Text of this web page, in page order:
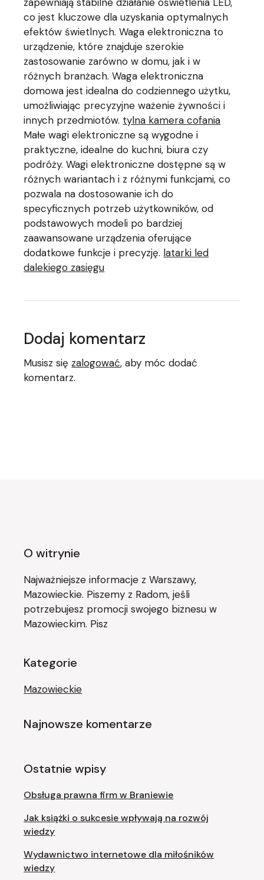
co jest kluczowe dla uzyskania optymalnych
efektów świetlnych. Waga elektroniczna to
urządzenie, które znajduje szerokie
zastosowanie zarówno w domu, jak i w
różnych branżach. Waga elektroniczna
domowa jest idealna do codziennego użytku,
umożliwiając precyzyjne ważenie żywności i
innych przedmiotów. tylna kamera cofania
Małe wagi elektroniczne są wygodne i
praktyczne, idealne do kuchni, biura czy
podróży. Wagi elektroniczne dostępne są w
różnych wariantach i z różnymi funkcjami, co
pozwala na dostosowanie ich do
specyficznych potrzeb użytkowników, od
podstawowych modeli po bardziej
zaawansowane urządzenia oferujące
dodatkowe funkcje i precyzję. latarki led
dalekiego zasięgu
Dodaj komentarz
Musisz się zalogować, aby móc dodać
komentarz.
O witrynie
Najważniejsze informacje z Warszawy,
Mazowieckie. Piszemy z Radom, jeśli
potrzebujesz promocji swojego biznesu w
Mazowieckim. Pisz
Kategorie
Mazowieckie
Najnowsze komentarze
Ostatnie wpisy
Obsługa prawna firm w Braniewie
Jak książki o sukcesie wpływają na rozwój
wiedzy
Wydawnictwo internetowe dla miłośników
wiedzy